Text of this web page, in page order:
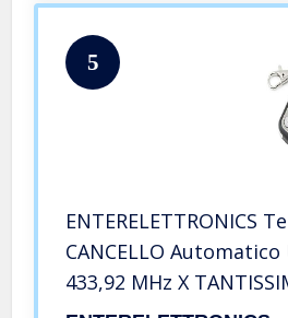
5
ENTERELETTRONICS
CANCELLO
433,92 MHz X